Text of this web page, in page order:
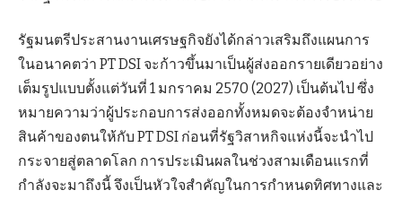
รัฐมนตรีประสานงานเศรษฐกิจยังได้กล่าวเสริมถึงแผนการ
ในอนาคตว่า PT DSI จะก้าวขึ้นมาเป็นผู้ส่งออกรายเดียวอย่าง
เต็มรูปแบบตั้งแต่วันที่ 1 มกราคม 2570 (2027) เป็นต้นไป ซึ่ง
หมายความว่าผู้ประกอบการส่งออกทั้งหมดจะต้องจำหน่าย
สินค้าของตนให้กับ PT DSI ก่อนที่รัฐวิสาหกิจแห่งนี้จะนำไป
กระจายสู่ตลาดโลก การประเมินผลในช่วงสามเดือนแรกที่
กำลังจะมาถึงนี้ จึงเป็นหัวใจสำคัญในการกำหนดทิศทางและ